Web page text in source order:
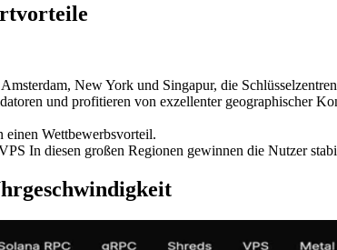
New York und Singapur, die
und profitieren von exzellenter geographischer
einen Wettbewerbsvorteil.
In diesen großen Regionen gewinnen die Nutzer